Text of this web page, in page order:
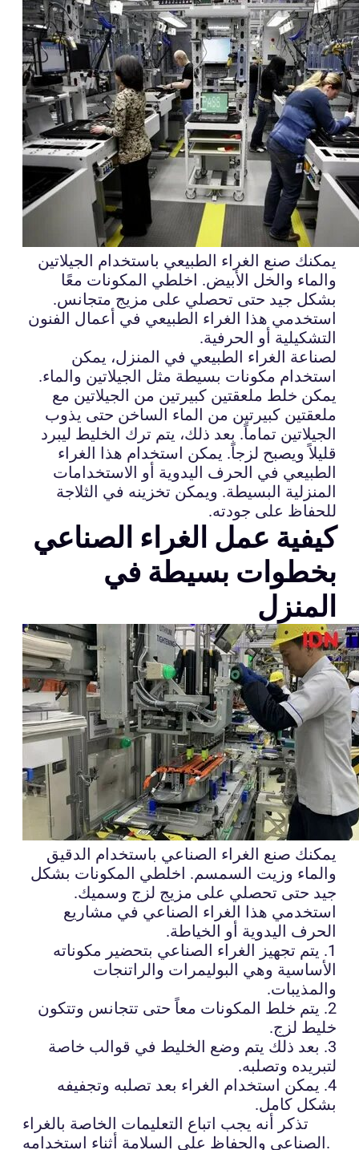
يمكنك صنع الغراء الطبيعي باستخدام الجيلاتين
والماء والخل الأبيض. اخلطي المكونات معًا
بشكل جيد حتى تحصلي على مزيج متجانس.
استخدمي هذا الغراء الطبيعي في أعمال الفنون
التشكيلية أو الحرفية.
لصناعة الغراء الطبيعي في المنزل، يمكن
استخدام مكونات بسيطة مثل الجيلاتين والماء.
يمكن خلط ملعقتين كبيرتين من الجيلاتين مع
ملعقتين كبيرتين من الماء الساخن حتى يذوب
الجيلاتين تماماً. بعد ذلك، يتم ترك الخليط ليبرد
قليلاً ويصبح لزجاً. يمكن استخدام هذا الغراء
الطبيعي في الحرف اليدوية أو الاستخدامات
المنزلية البسيطة. ويمكن تخزينه في الثلاجة
للحفاظ على جودته.
كيفية عمل الغراء الصناعي
بخطوات بسيطة في
المنزل
يمكنك صنع الغراء الصناعي باستخدام الدقيق
والماء وزيت السمسم. اخلطي المكونات بشكل
جيد حتى تحصلي على مزيج لزج وسميك.
استخدمي هذا الغراء الصناعي في مشاريع
الحرف اليدوية أو الخياطة.
1. يتم تجهيز الغراء الصناعي بتحضير مكوناته
الأساسية وهي البوليمرات والراتنجات
والمذيبات.
2. يتم خلط المكونات معاً حتى تتجانس وتتكون
خليط لزج.
3. بعد ذلك يتم وضع الخليط في قوالب خاصة
لتبريده وتصلبه.
4. يمكن استخدام الغراء بعد تصلبه وتجفيفه
بشكل كامل.
تذكر أنه يجب اتباع التعليمات الخاصة بالغراء
الصناعي والحفاظ على السلامة أثناء استخدامه.